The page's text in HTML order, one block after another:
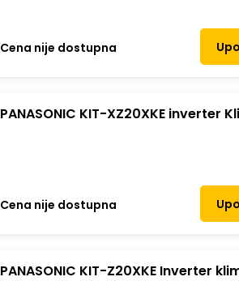
Cena nije dostupna
PANASONIC KIT-XZ20XKE inverter
Cena nije dostupna
PANASONIC KIT-Z20XKE Inverter